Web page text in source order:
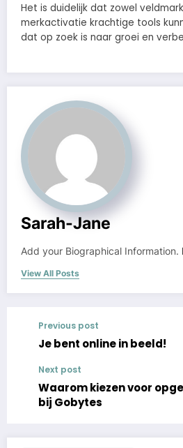
Het is duidelijk dat zowel
merkactivatie krachtige tools
dat op zoek is naar groei en
Sarah-Jane
Add your Biographical Information.
View All Posts
Previous post
Je bent online in beeld!
Next post
Waarom kiezen voor
bij Gobytes